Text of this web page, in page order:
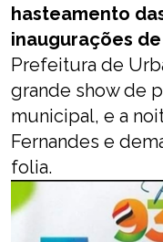
hasteamento
inaugurações
Prefeitura de
grande show de
municipal, e a
Fernandes e
folia.